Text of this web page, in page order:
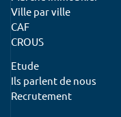
Ville par ville
CAF
CROUS
Etude
Ils parlent de nous
Recrutement